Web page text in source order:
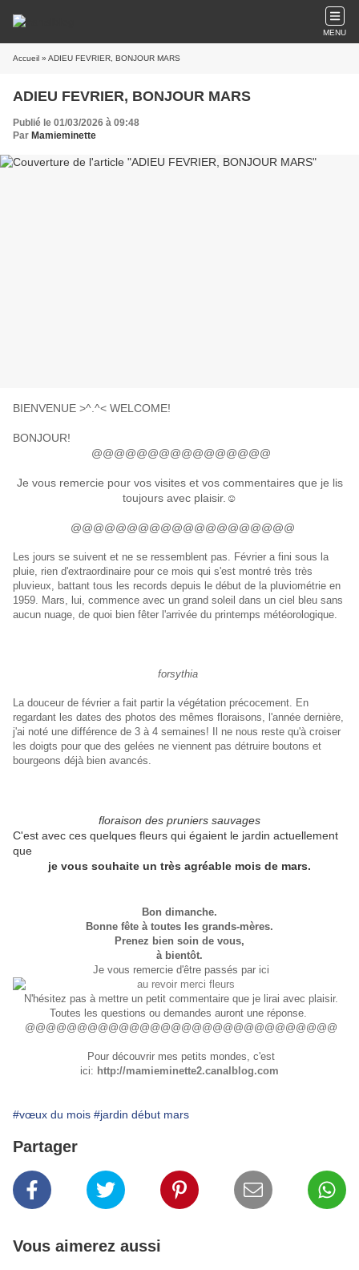
MENU
Accueil » ADIEU FEVRIER, BONJOUR MARS
ADIEU FEVRIER, BONJOUR MARS
Publié le 01/03/2026 à 09:48
Par Mamieminette
BIENVENUE >^.^< WELCOME!
BONJOUR!
@@@@@@@@@@@@@@@@
Je vous remercie pour vos visites et vos commentaires que je lis
toujours avec plaisir.☺️
@@@@@@@@@@@@@@@@@@@@
Les jours se suivent et ne se ressemblent pas. Février a fini sous la
pluie, rien d'extraordinaire pour ce mois qui s'est montré très très
pluvieux, battant tous les records depuis le début de la pluviométrie en
1959. Mars, lui, commence avec un grand soleil dans un ciel bleu sans
aucun nuage, de quoi bien fêter l'arrivée du printemps météorologique.
forsythia
La douceur de février a fait partir la végétation précocement. En
regardant les dates des photos des mêmes floraisons, l'année dernière,
j'ai noté une différence de 3 à 4 semaines! Il ne nous reste qu'à croiser
les doigts pour que des gelées ne viennent pas détruire boutons et
bourgeons déjà bien avancés.
floraison des pruniers sauvages
C'est avec ces quelques fleurs qui égaient le jardin actuellement
que
je vous souhaite un très agréable mois de mars.
Bon dimanche.
Bonne fête à toutes les grands-mères.
Prenez bien soin de vous,
à bientôt.
Je vous remercie d'être passés par ici
N'hésitez pas à mettre un petit commentaire que je lirai avec plaisir.
Toutes les questions ou demandes auront une réponse.
@@@@@@@@@@@@@@@@@@@@@@@@@@@@@@
Pour découvrir mes petits mondes, c'est
ici: http://mamieminette2.canalblog.com
#vœux du mois #jardin début mars
Partager
Vous aimerez aussi